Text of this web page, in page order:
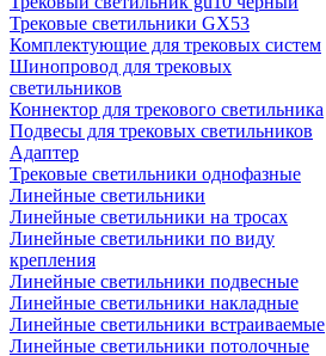
Трековые светильники GX53
Комплектующие для трековых систем
Шинопровод для трековых
светильников
Коннектор для трекового светильника
Подвесы для трековых светильников
Адаптер
Трековые светильники однофазные
Линейные светильники
Линейные светильники на тросах
Линейные светильники по виду
крепления
Линейные светильники подвесные
Линейные светильники накладные
Линейные светильники встраиваемые
Линейные светильники потолочные